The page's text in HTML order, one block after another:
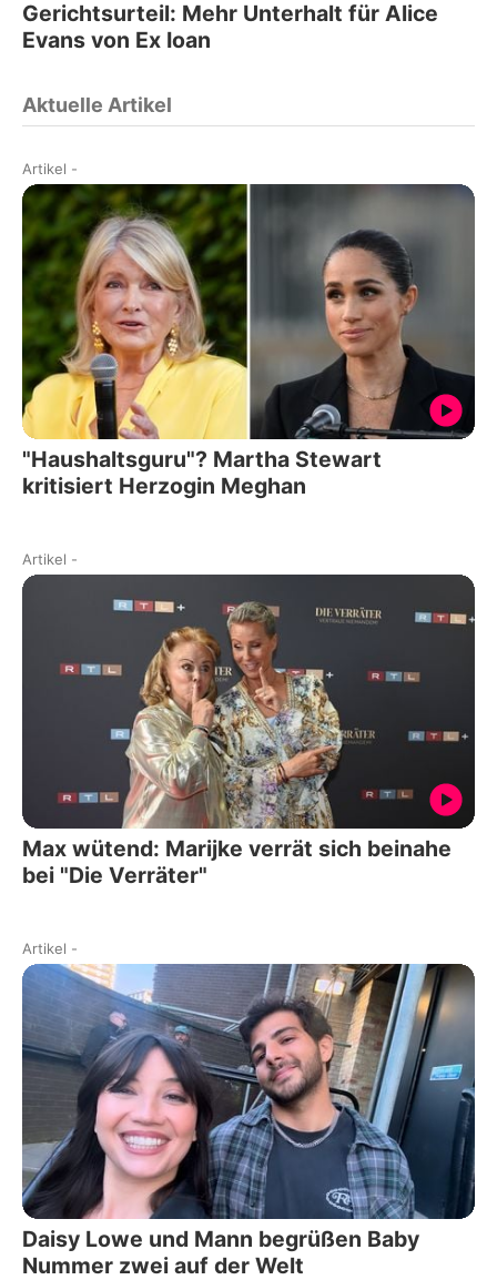
Gerichtsurteil: Mehr Unterhalt für Alice
Evans von Ex Ioan
Aktuelle Artikel
Artikel -
"Haushaltsguru"? Martha Stewart
kritisiert Herzogin Meghan
Artikel -
Max wütend: Marijke verrät sich beinahe
bei "Die Verräter"
Artikel -
Daisy Lowe und Mann begrüßen Baby
Nummer zwei auf der Welt